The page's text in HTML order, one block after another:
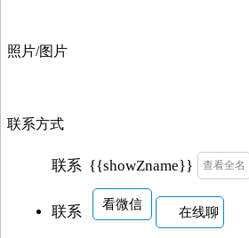
照片/图片
联系方式
联系 {{showZname}} 查看全名
联系 看微信
在线聊